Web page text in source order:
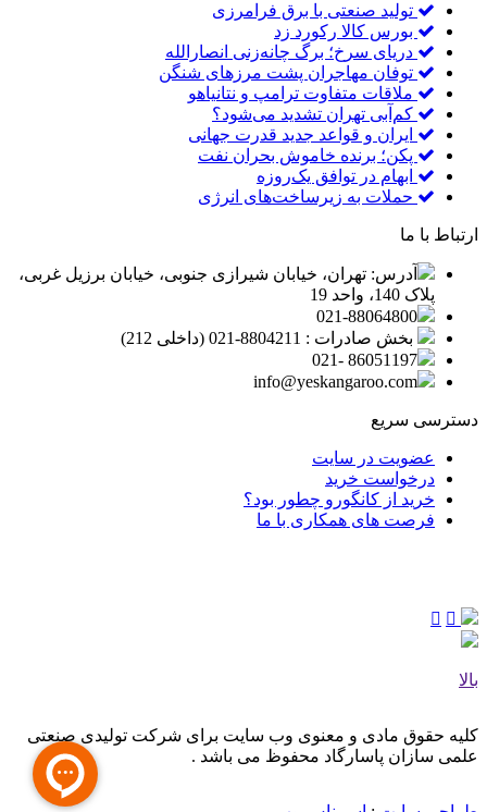
تولید صنعتی با برق فرامرزی
بورس کالا رکورد زد
دریای سرخ؛ برگ چانه‌زنی انصارالله
توفان مهاجران پشت مرزهای شنگن
ملاقات متفاوت ترامپ و نتانیاهو
کم‌آبی تهران تشدید می‌شود؟
ایران و قواعد جدید قدرت جهانی
پکن؛ برنده خاموش بحران نفت
ابهام در توافق یک‌روزه
حملات به زیرساخت‌های انرژی
ارتباط با ما
آدرس: تهران، خیابان شیرازی جنوبی، خیابان برزیل غربی،
پلاک 140، واحد 19
021-88064800
بخش صادرات : 8804211-021 (داخلی 212)
86051197 -021
info@yeskangaroo.com
دسترسی سریع
عضویت در سایت
درخواست خرید
خرید از کانگورو چطور بود؟
فرصت های همکاری با ما
بالا
کلیه حقوق مادی و معنوی وب‌ سایت برای شرکت تولیدی صنعتی
علمی سازان پاسارگاد محفوظ می‌ باشد .